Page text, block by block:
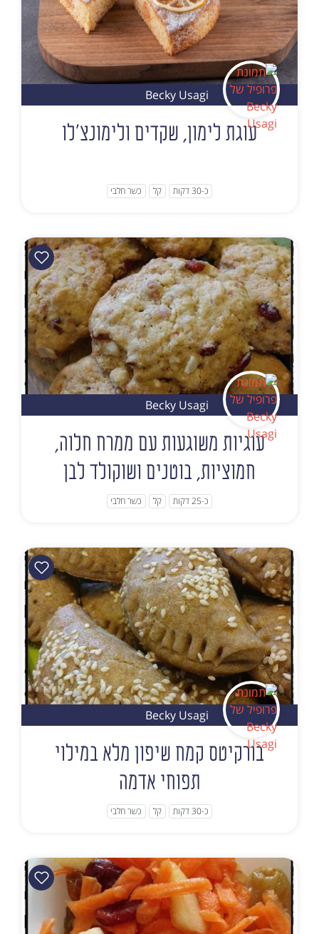
Becky Usagi
עוגת לימון, שקדים ולימונצ'לו
כ-30 דקות קל כשר חלבי
Becky Usagi
עוגיות משוגעות עם ממרח חלוה,
חמוציות, בוטנים ושוקולד לבן
כ-25 דקות קל כשר חלבי
Becky Usagi
בורקיטס קמח שיפון מלא במילוי
תפוחי אדמה
כ-30 דקות קל כשר חלבי